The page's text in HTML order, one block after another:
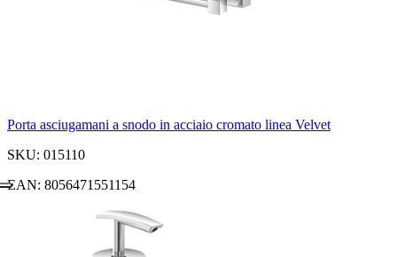
Porta asciugamani a snodo in acciaio cromato linea Velvet
SKU: 015110
EAN: 8056471551154